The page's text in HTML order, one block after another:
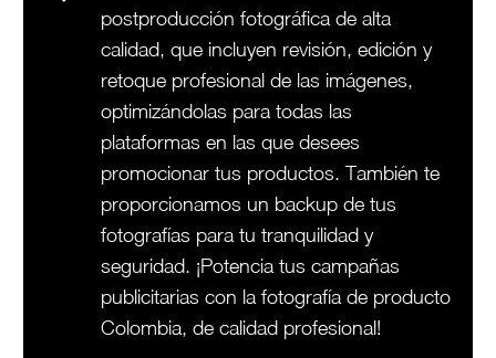
postproducción fotográfica de alta
calidad, que incluyen revisión, edición y
retoque profesional de las imágenes,
optimizándolas para todas las
plataformas en las que desees
promocionar tus productos. También te
proporcionamos un backup de tus
fotografías para tu tranquilidad y
seguridad. ¡Potencia tus campañas
publicitarias con la fotografía de producto
Colombia, de calidad profesional!